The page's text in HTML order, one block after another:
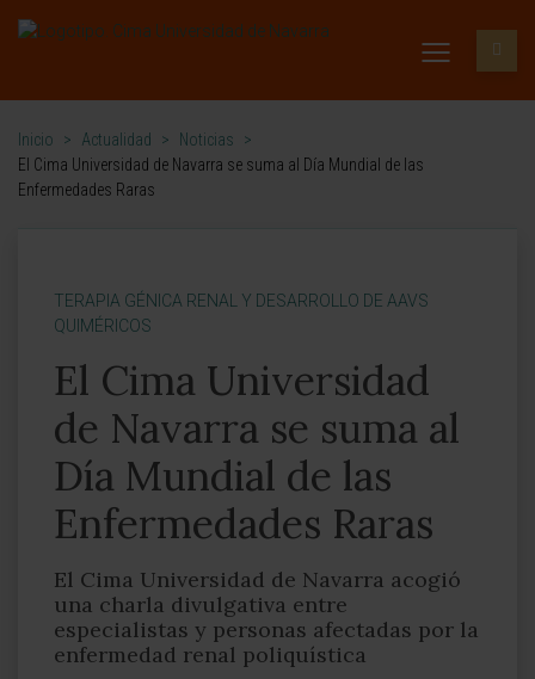
Inicio > Actualidad > Noticias
>
El Cima Universidad de Navarra se suma al Día Mundial de las
Enfermedades Raras
TERAPIA GÉNICA RENAL Y DESARROLLO DE AAVS
QUIMÉRICOS
El Cima Universidad
de Navarra se suma al
Día Mundial de las
Enfermedades Raras
El Cima Universidad de Navarra acogió
una charla divulgativa entre
especialistas y personas afectadas por la
enfermedad renal poliquística